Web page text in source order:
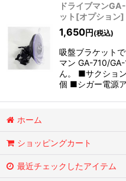
ドライブマン
ット[オプション]
1,650円 (税込)
吸盤ブラケット
マン GA-710/
ん。 ■サクショ
個 ■シガー電源
ホーム
ショッピングカート
最近チェックしたアイテム